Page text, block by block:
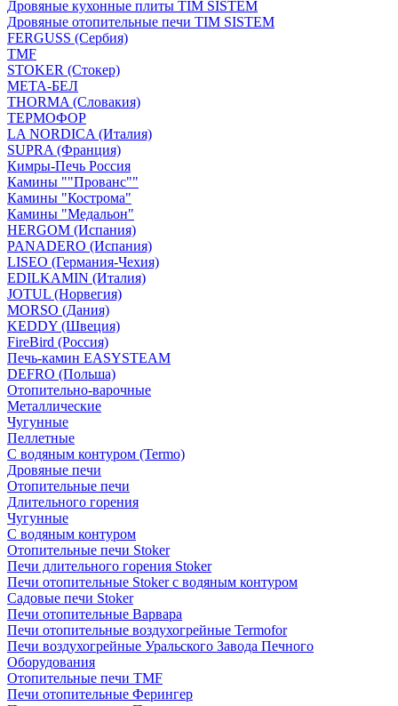
Дровяные кухонные плиты TIM SISTEM
Дровяные отопительные печи TIM SISTEM
FERGUSS (Сербия)
TMF
STOKER (Стокер)
МЕТА-БЕЛ
THORMA (Словакия)
ТЕРМОФОР
LA NORDICA (Италия)
SUPRA (Франция)
Кимры-Печь Россия
Камины ""Прованс""
Камины "Кострома"
Камины "Медальон"
HERGOM (Испания)
PANADERO (Испания)
LISEO (Германия-Чехия)
EDILKAMIN (Италия)
JOTUL (Норвегия)
MORSO (Дания)
KEDDY (Швеция)
FireBird (Россия)
Печь-камин EASYSTEAM
DEFRO (Польша)
Отопительно-варочные
Металлические
Чугунные
Пеллетные
С водяным контуром (Termo)
Дровяные печи
Отопительные печи
Длительного горения
Чугунные
C водяным контуром
Отопительные печи Stoker
Печи длительного горения Stoker
Печи отопительные Stoker с водяным контуром
Садовые печи Stoker
Печи отопительные Варвара
Печи отопительные воздухогрейные Termofor
Печи воздухогрейные Уральского Завода Печного
Оборудования
Отопительные печи TMF
Печи отопительные Ферингер